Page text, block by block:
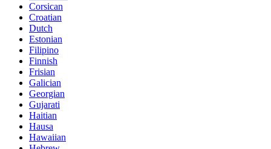
Corsican
Croatian
Dutch
Estonian
Filipino
Finnish
Frisian
Galician
Georgian
Gujarati
Haitian
Hausa
Hawaiian